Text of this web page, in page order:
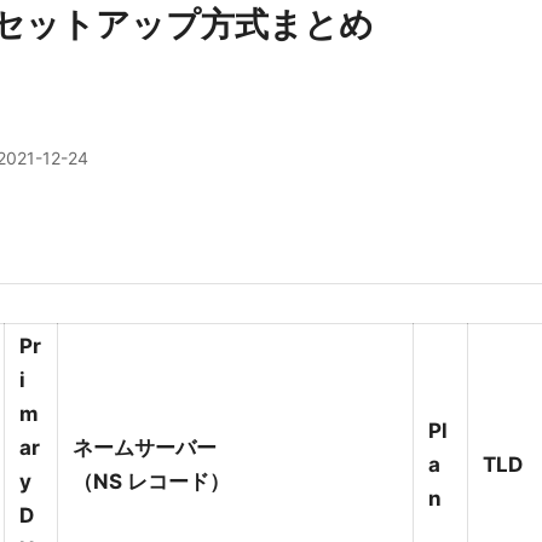
ットアップ方式まとめ
12-24
Pr
i
m
ar
y
D
ネームサーバー
（NS レコード）
Pl
a
n
TLD